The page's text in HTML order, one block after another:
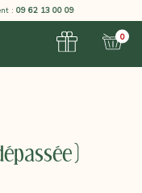
: 09 62 13 00 09
0